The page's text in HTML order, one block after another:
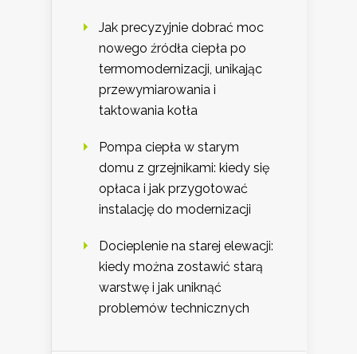
Jak precyzyjnie dobrać moc
nowego źródła ciepła po
termomodernizacji, unikając
przewymiarowania i
taktowania kotła
Pompa ciepła w starym
domu z grzejnikami: kiedy się
opłaca i jak przygotować
instalację do modernizacji
Docieplenie na starej elewacji:
kiedy można zostawić starą
warstwę i jak uniknąć
problemów technicznych